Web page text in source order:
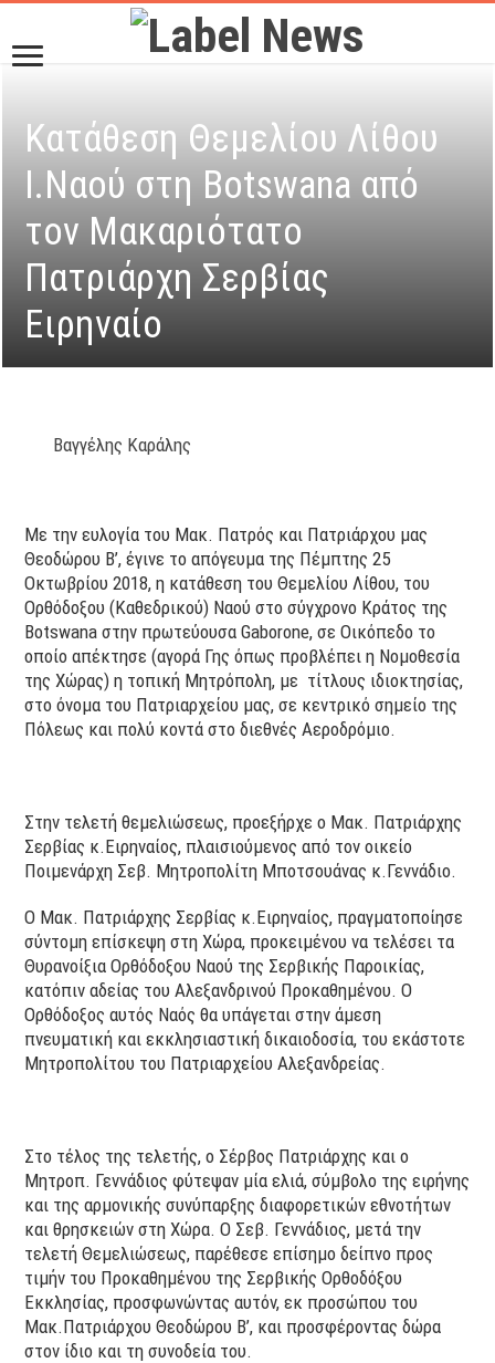
Κατάθεση Θεμελίου Λίθου
Ι.Ναού στη Botswana από
τον Μακαριότατο
Πατριάρχη Σερβίας
Ειρηναίο
Βαγγέλης Καράλης
Με την ευλογία του Μακ. Πατρός και Πατριάρχου μας
Θεοδώρου Β’, έγινε το απόγευμα της Πέμπτης 25
Οκτωβρίου 2018, η κατάθεση του Θεμελίου Λίθου, του
Ορθόδοξου (Καθεδρικού) Ναού στο σύγχρονο Κράτος της
Botswana στην πρωτεύουσα Gaborone, σε Οικόπεδο το
οποίο απέκτησε (αγορά Γης όπως προβλέπει η Νομοθεσία
της Χώρας) η τοπική Μητρόπολη, με τίτλους ιδιοκτησίας,
στο όνομα του Πατριαρχείου μας, σε κεντρικό σημείο της
Πόλεως και πολύ κοντά στο διεθνές Αεροδρόμιο.
Στην τελετή θεμελιώσεως, προεξήρχε ο Μακ. Πατριάρχης
Σερβίας κ.Ειρηναίος, πλαισιούμενος από τον οικείο
Ποιμενάρχη Σεβ. Μητροπολίτη Μποτσουάνας κ.Γεννάδιο.
Ο Μακ. Πατριάρχης Σερβίας κ.Ειρηναίος, πραγματοποίησε
σύντομη επίσκεψη στη Χώρα, προκειμένου να τελέσει τα
Θυρανοίξια Ορθόδοξου Ναού της Σερβικής Παροικίας,
κατόπιν αδείας του Αλεξανδρινού Προκαθημένου. Ο
Ορθόδοξος αυτός Ναός θα υπάγεται στην άμεση
πνευματική και εκκλησιαστική δικαιοδοσία, του εκάστοτε
Μητροπολίτου του Πατριαρχείου Αλεξανδρείας.
Στο τέλος της τελετής, ο Σέρβος Πατριάρχης και ο
Μητροπ. Γεννάδιος φύτεψαν μία ελιά, σύμβολο της ειρήνης
και της αρμονικής συνύπαρξης διαφορετικών εθνοτήτων
και θρησκειών στη Χώρα. Ο Σεβ. Γεννάδιος, μετά την
τελετή Θεμελιώσεως, παρέθεσε επίσημο δείπνο προς
τιμήν του Προκαθημένου της Σερβικής Ορθοδόξου
Εκκλησίας, προσφωνώντας αυτόν, εκ προσώπου του
Μακ.Πατριάρχου Θεοδώρου Β’, και προσφέροντας δώρα
στον ίδιο και τη συνοδεία του.